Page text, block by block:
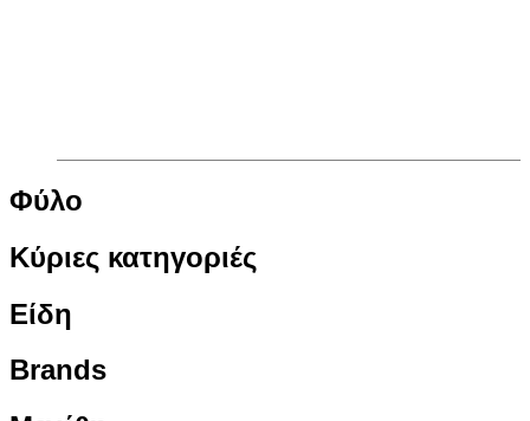
Φύλο
Κύριες κατηγοριές
Είδη
Brands